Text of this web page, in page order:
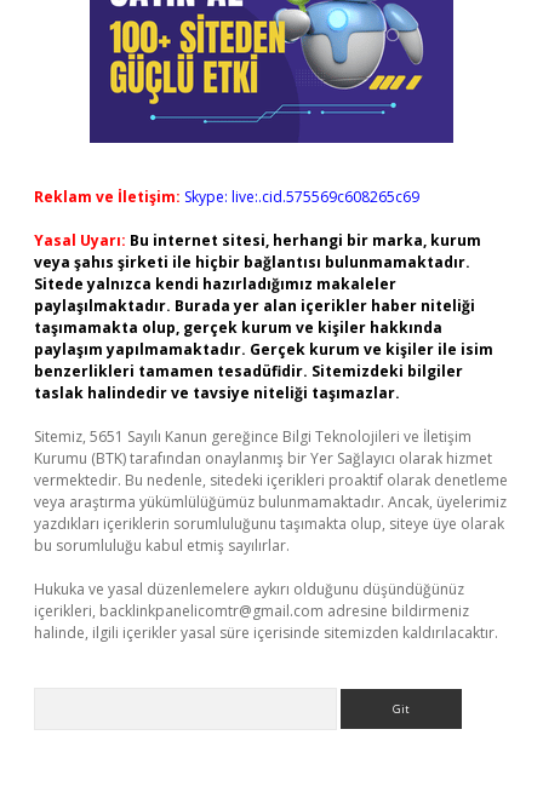
Reklam ve İletişim: Skype: live:.cid.575569c608265c69
Yasal Uyarı: Bu internet sitesi, herhangi bir marka, kurum
veya şahıs şirketi ile hiçbir bağlantısı bulunmamaktadır.
Sitede yalnızca kendi hazırladığımız makaleler
paylaşılmaktadır. Burada yer alan içerikler haber niteliği
taşımamakta olup, gerçek kurum ve kişiler hakkında
paylaşım yapılmamaktadır. Gerçek kurum ve kişiler ile isim
benzerlikleri tamamen tesadüfidir. Sitemizdeki bilgiler
taslak halindedir ve tavsiye niteliği taşımazlar.
Sitemiz, 5651 Sayılı Kanun gereğince Bilgi Teknolojileri ve İletişim
Kurumu (BTK) tarafından onaylanmış bir Yer Sağlayıcı olarak hizmet
vermektedir. Bu nedenle, sitedeki içerikleri proaktif olarak denetleme
veya araştırma yükümlülüğümüz bulunmamaktadır. Ancak, üyelerimiz
yazdıkları içeriklerin sorumluluğunu taşımakta olup, siteye üye olarak
bu sorumluluğu kabul etmiş sayılırlar.
Hukuka ve yasal düzenlemelere aykırı olduğunu düşündüğünüz
içerikleri, backlinkpanelicomtr@gmail.com adresine bildirmeniz
halinde, ilgili içerikler yasal süre içerisinde sitemizden kaldırılacaktır.